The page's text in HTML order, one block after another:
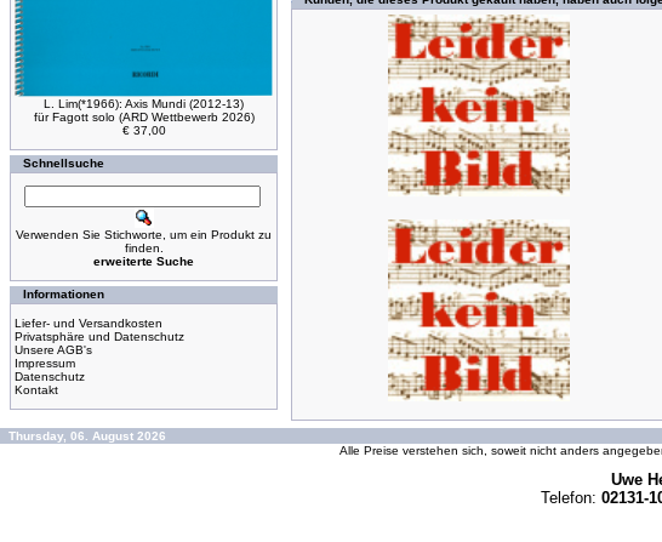
L. Lim(*1966): Axis Mundi (2012-13)
für Fagott solo (ARD Wettbewerb 2026)
€ 37,00
Schnellsuche
Verwenden Sie Stichworte, um ein Produkt zu
finden.
erweiterte Suche
Informationen
Liefer- und Versandkosten
Privatsphäre und Datenschutz
Unsere AGB's
Impressum
Datenschutz
Kontakt
Thursday, 06. August 2026
Alle Preise verstehen sich, soweit nicht anders
Uwe
Telefon: 02131-